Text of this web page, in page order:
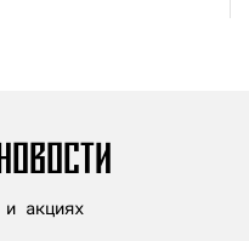
и акциях